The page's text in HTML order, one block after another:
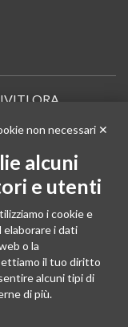
ORA.
ai professionisti e resta
non necessari ✕
alcuni
e utenti
i cookie e
elaborare i dati
o la
il tuo diritto
alcuni tipi di
di più.